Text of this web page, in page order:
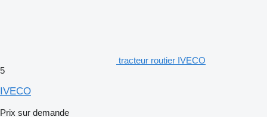
tracteur routier IVECO
5
IVECO
Prix sur demande